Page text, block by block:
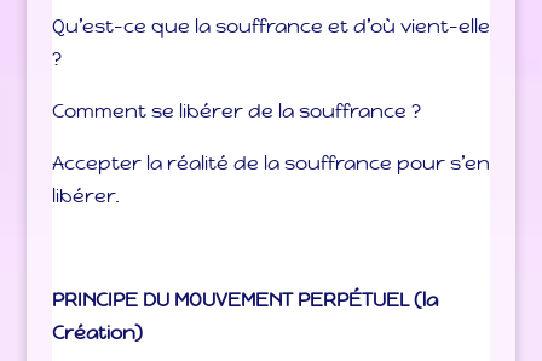
Qu’est-ce que la souffrance et d’où vient-elle
?
Comment se libérer de la souffrance ?
Accepter la réalité de la souffrance pour s’en
libérer.
PRINCIPE DU MOUVEMENT PERPÉTUEL (la
Création)